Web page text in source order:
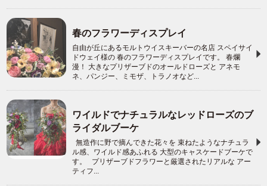
春のフラワーディスプレイ
自由が丘にあるモルトウイスキーバーの名店 スペイサイ
ドウェイ様の 春のフラワーディスプレイです。 春爛
漫！ 大きなプリザーブドのオールドローズと アネモ
ネ、パンジー、ミモザ、トラノオなど...
ワイルドでナチュラルなレッドローズのブ
ライダルブーケ
無造作に野で摘んできた花々を 束ねたようなナチュラ
ル感、ワイルド感あふれる 大型のキャスケードブーケで
す。 プリザーブドフラワーと厳選されたリアルな アー
ティフ...